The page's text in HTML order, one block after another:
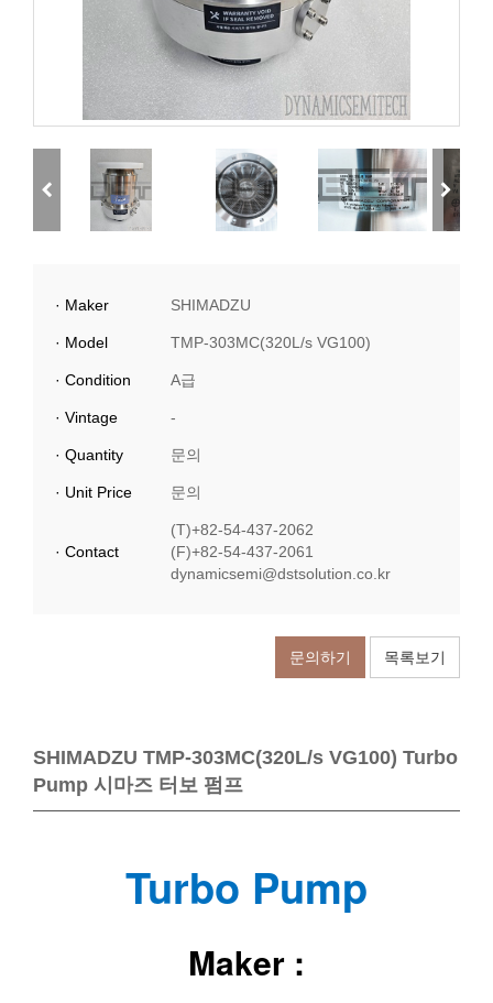
· Maker SHIMADZU
· Model TMP-303MC(320L/s VG100)
· Condition A급
· Vintage -
· Quantity 문의
· Unit Price 문의
· Contact
(T)+82-54-437-2062
(F)+82-54-437-2061
dynamicsemi@dstsolution.co.kr
문의하기 목록보기
SHIMADZU TMP-303MC(320L/s VG100) Turbo
Pump 시마즈 터보 펌프
Turbo Pump
Maker :